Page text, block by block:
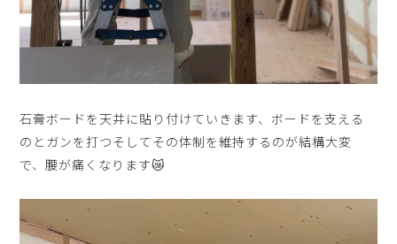
石膏ボードを天井に貼り付けていきます、ボードを支える
のとガンを打つそしてその体制を維持するのが結構大変
で、腰が痛くなります😿